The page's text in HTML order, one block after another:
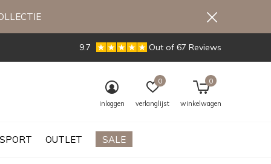
SPORT OUTLET SALE
inloggen verlanglijst
0
winkelwagen
0
9.7 Out of 67 Reviews